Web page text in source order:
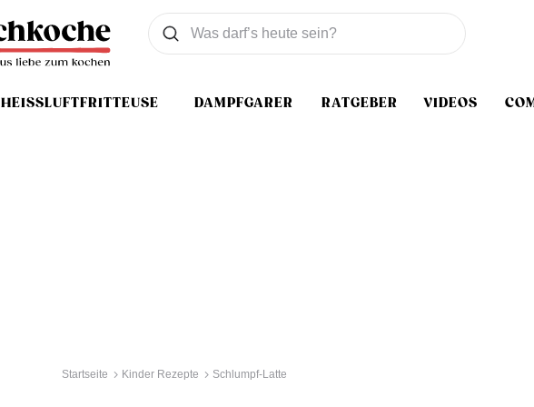
HEISSLUFTFRITTEUSE DAMPFGARER RATGEBER VIDEOS
Was wollen Sie suchen
Suchen
Startseite Kinder Rezepte Schlumpf-Latte